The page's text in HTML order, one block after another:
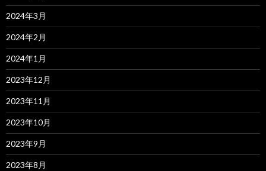
2024年3月
2024年2月
2024年1月
2023年12月
2023年11月
2023年10月
2023年9月
2023年8月